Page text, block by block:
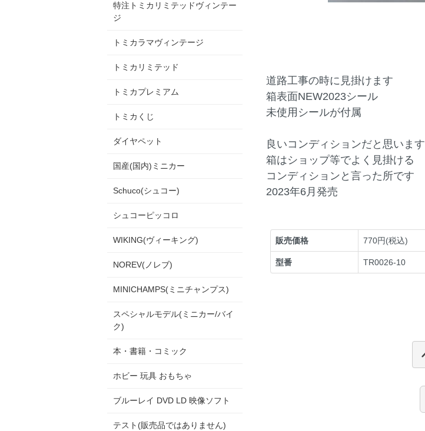
道路工事の時に見掛けます
箱表面NEW2023シール
未使用シールが付属
良いコンディションだと思います
箱はショップ等でよく見掛ける
コンディションと言った所です
2023年6月発売
販売価格 770円(税込)
型番 TR0026-10
特注トミカリミテッドヴィンテー
ジ
トミカラマヴィンテージ
トミカリミテッド
トミカプレミアム
トミカくじ
ダイヤペット
国産(国内)ミニカー
Schuco(シュコー)
シュコーピッコロ
WIKING(ヴィーキング)
NOREV(ノレブ)
MINICHAMPS(ミニチャンプス)
スペシャルモデル(ミニカー/バイ
ク)
本・書籍・コミック
ホビー 玩具 おもちゃ
ブルーレイ DVD LD 映像ソフト
テスト(販売品ではありません)